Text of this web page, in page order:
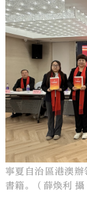
寧夏自治區港澳
書籍。（薛煥利 攝